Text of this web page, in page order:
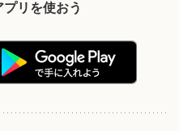
リを使おう